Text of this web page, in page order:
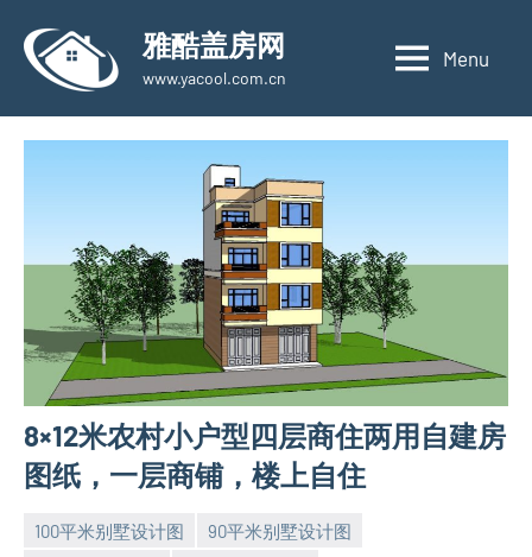
content
雅酷盖房网
www.yacool.com.cn
Menu
8×12米农村小户型四层商住两用自建房
图纸，一层商铺，楼上自住
100平米别墅设计图
90平米别墅设计图